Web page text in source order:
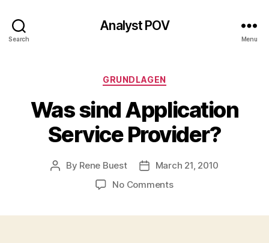
Search
Analyst POV
Menu
Categories
GRUNDLAGEN
Was sind Application
Service Provider?
Post
By Rene Buest
PostMarch 21, 2010
No Commentson